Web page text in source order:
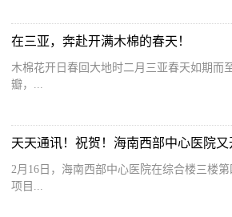
在三亚，奔赴开满木棉的春天！
木棉花开日春回大地时二月三亚春天如期而
瓣，...
2月16日，海南西部中心医院在综合楼三楼
项目...